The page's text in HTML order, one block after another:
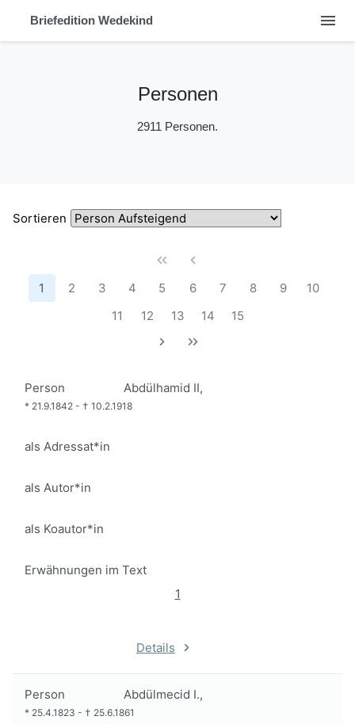
Briefedition Wedekind menu
Personen
2911 Personen.
Sortieren
1 2 3 4 5 6 7 8 9
10
11
12 13 14 15
Person Abdülhamid II,
* 21.9.1842 - † 10.2.1918
als Adressat*in
als Autor*in
als Koautor*in
Erwähnungen im Text
1
Details
Person Abdülmecid I.,
* 25.4.1823 - † 25.6.1861